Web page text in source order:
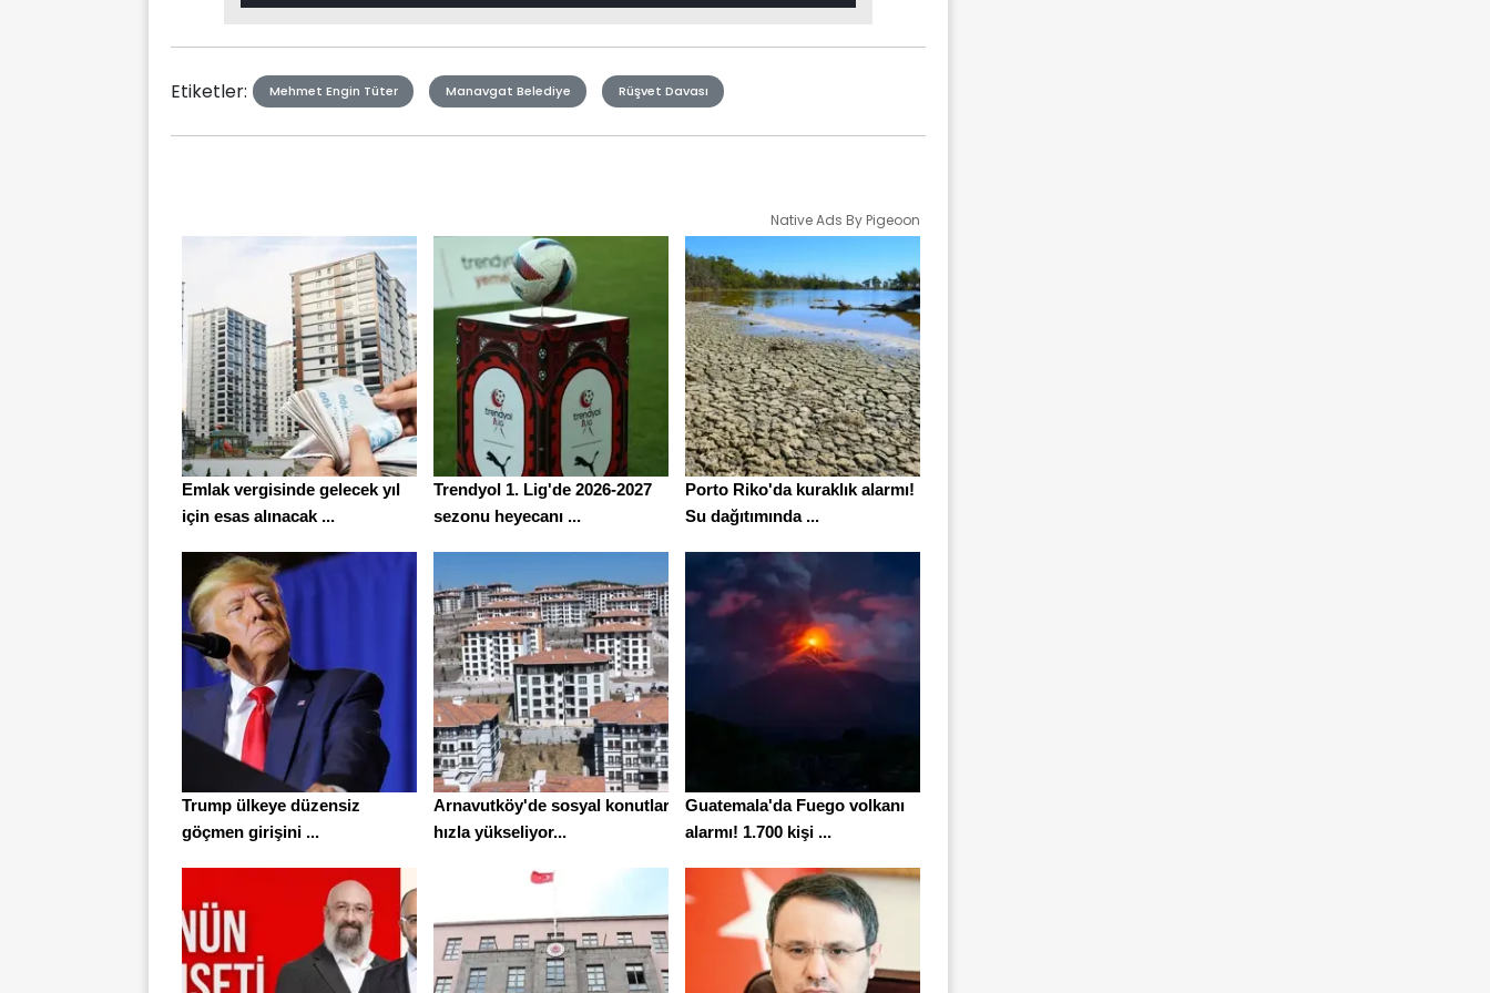
Etiketler: Mehmet Engin Tüter Manavgat Belediye Rüşvet Davası
Native Ads By Pigeoon
Emlak vergisinde gelecek yıl
için esas alınacak ...
Trendyol 1. Lig'de 2026-2027
sezonu heyecanı ...
Porto Riko'da kuraklık alarmı!
Su dağıtımında ...
Trump ülkeye düzensiz
göçmen girişini ...
Arnavutköy'de sosyal konutlar
hızla yükseliyor...
Guatemala'da Fuego volkanı
alarmı! 1.700 kişi ...